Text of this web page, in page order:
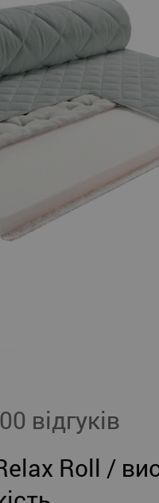
відгуків
Roll /